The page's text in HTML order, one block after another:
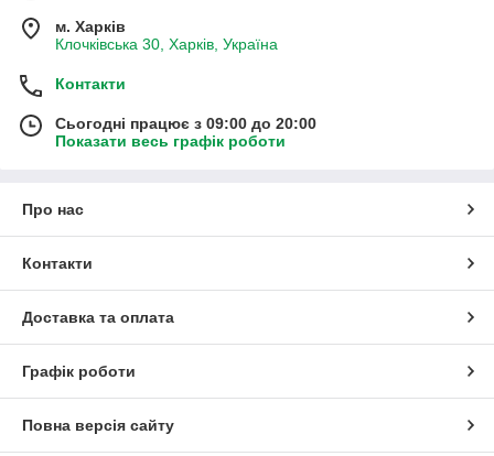
м. Харків
Клочківська 30, Харків, Україна
Контакти
Сьогодні працює з 09:00 до 20:00
Показати весь графік роботи
Про нас
Контакти
Доставка та оплата
Графік роботи
Повна версія сайту